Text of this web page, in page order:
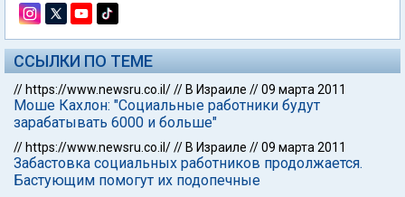
ССЫЛКИ ПО ТЕМЕ
// https://www.newsru.co.il/// В Израиле //09 марта 2011
Моше Кахлон: "Социальные работники будут
зарабатывать 6000 и больше"
// https://www.newsru.co.il/// В Израиле //09 марта 2011
Забастовка социальных работников продолжается.
Бастующим помогут их подопечные